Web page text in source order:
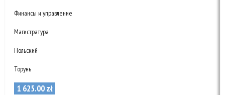
Финансы и управление
Магистратура
Польский
Торунь
1 625.00zł